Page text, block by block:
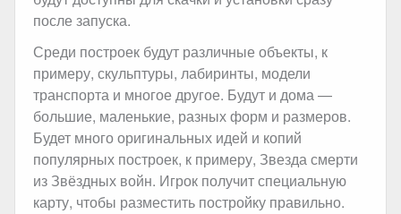
после запуска.
Среди построек будут различные объекты, к
примеру, скульптуры, лабиринты, модели
транспорта и многое другое. Будут и дома —
большие, маленькие, разных форм и размеров.
Будет много оригинальных идей и копий
популярных построек, к примеру, Звезда смерти
из Звёздных войн. Игрок получит специальную
карту, чтобы разместить постройку правильно.